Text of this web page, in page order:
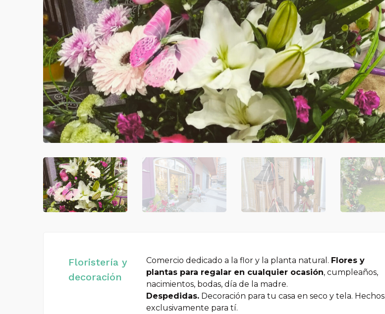
Floristería y
decoración
Comercio dedicado a la flor y la planta natural. Flores y
plantas para regalar en cualquier ocasión, cumpleaños,
nacimientos, bodas, día de la madre.
Despedidas. Decoración para tu casa en seco y tela. Hechos
exclusivamente para tí.